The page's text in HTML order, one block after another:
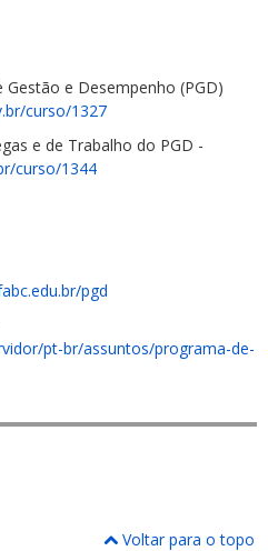
e Desempenho (PGD)
curso/1327
e de Trabalho do PGD -
curso/1344
pgd
pt-br/assuntos/programa-de-
Voltar para o topo